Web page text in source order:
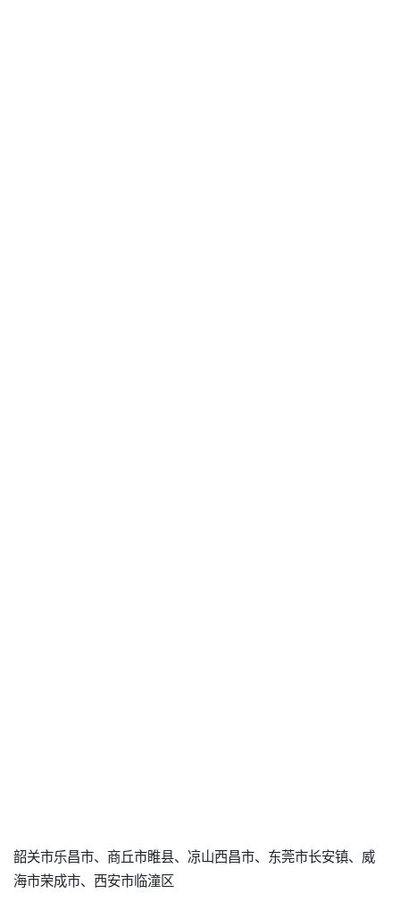
韶关市乐昌市、商丘市睢县、凉山西昌市、东莞市长安镇、威
海市荣成市、西安市临潼区